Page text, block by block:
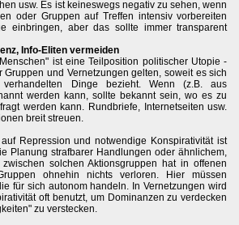
usw. Es ist keineswegs negativ zu sehen, wenn
oder Gruppen auf Treffen intensiv vorbereiten
einbringen, aber das sollte immer transparent
Info-Eliten vermeiden
ist eine Teilposition politischer Utopie -
Gruppen und Vernetzungen gelten, soweit es sich
Dinge bezieht. Wenn (z.B. aus
werden kann, sollte bekannt sein, wo es zu
werden kann. Rundbriefe, Internetseiten usw.
breit streuen.
Repression und notwendige Konspirativität ist
Planung strafbarer Handlungen oder ähnlichem,
solchen Aktionsgruppen hat in offenen
ohnehin nichts verloren. Hier müssen
für sich autonom handeln. In Vernetzungen wird
oft benutzt, um Dominanzen zu verdecken
zu verstecken.